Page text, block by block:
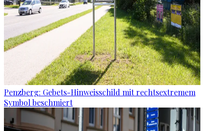
Penzberg: Gebets-Hinweisschild mit rechtsextremem
Symbol beschmiert